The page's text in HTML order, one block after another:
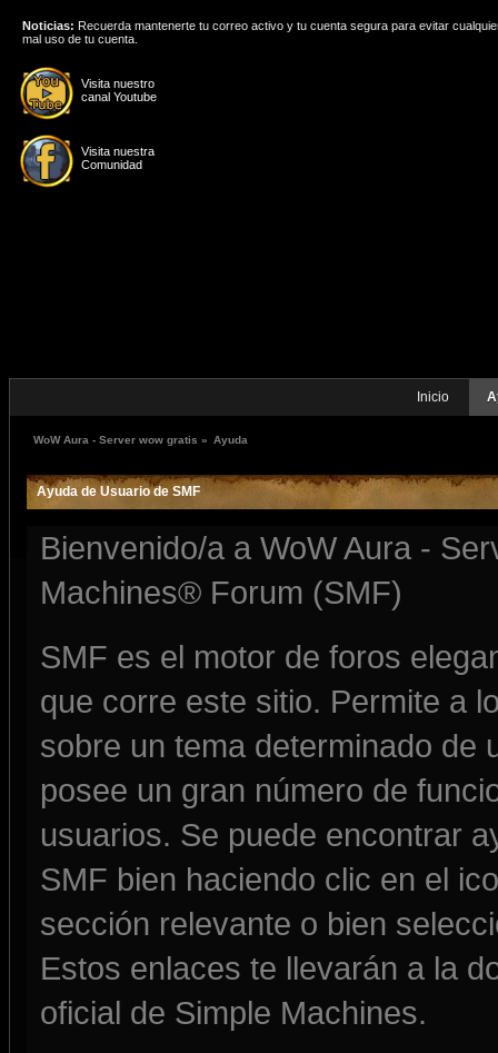
Visita nuestro
canal Youtube
Visita nuestra
Comunidad
Noticias: Recuerda mantenerte tu correo activo y tu cuenta segura para evitar
mal uso de tu cuenta.
Inicio
WoW Aura - Server wow gratis » Ayuda
Ayuda de Usuario de SMF
Bienvenido/a a WoW Aura -
Machines® Forum (SMF)
SMF es el motor de foros
que corre este sitio. Permite a
sobre un tema determinado de
posee un gran número de
usuarios. Se puede encontrar
SMF bien haciendo clic en el
sección relevante o bien
Estos enlaces te llevarán a la
oficial de Simple Machines.